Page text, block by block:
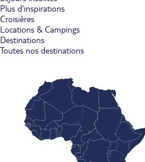
Plus d'inspirations
Croisières
Locations & Campings
Destinations
Toutes nos destinations